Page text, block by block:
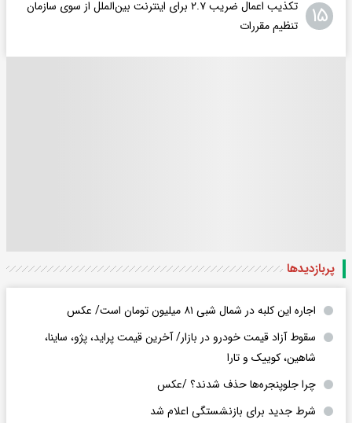
۱۵
تکذیب اعمال ضریب ۲.۷ برای اینترنت بین‌الملل از سوی سازمان
تنظیم مقررات
پربازدید‌ها
اجاره این کلبه در شمال شبی ۸۱ میلیون تومان است/ عکس
سقوط آزاد قیمت خودرو در بازار/ آخرین قیمت پراید، پژو، ساینا،
شاهین، کوییک و تارا
چرا جلوپنجره‌ها حذف شدند؟ /عکس
شرط جدید برای بازنشستگی اعلام شد